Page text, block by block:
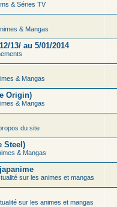
& Séries TV
& Mangas
13/ au 5/01/2014
& Mangas
Origin)
& Mangas
du site
Steel)
& Mangas
sur les animes et mangas
sur les animes et mangas